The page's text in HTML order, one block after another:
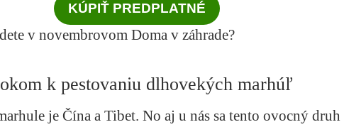
KÚPIŤ PREDPLATNÉ
v novembrovom Doma v záhrade?
k pestovaniu dlhovekých marhúľ
je Čína a Tibet. No aj u nás sa tento ovocný druh